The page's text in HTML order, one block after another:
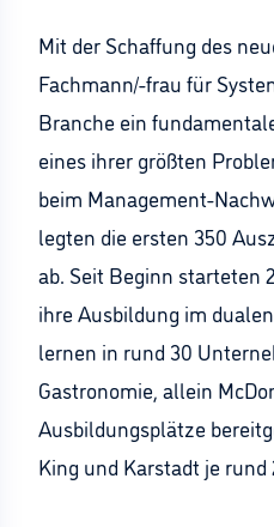
Mit der Schaffung des
Fachmann/-frau für
Branche ein
eines ihrer größten
beim Management-
legten die ersten 350
ab. Seit Beginn starteten
ihre Ausbildung im
lernen in rund 30
Gastronomie, allein
Ausbildungsplätze
King und Karstadt je rund